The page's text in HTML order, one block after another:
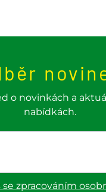
o novinkách a
nabídkách.
se zpracováním